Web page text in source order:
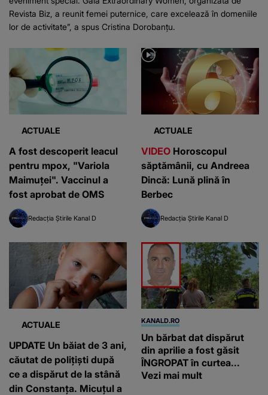
Revista Biz, a reunit femei puternice, care excelează în domeniile
lor de activitate”, a spus Cristina Dorobanțu.
ACTUALE
A fost descoperit leacul
pentru mpox, "Variola
Maimuței". Vaccinul a
fost aprobat de OMS
Redacția Știrile Kanal D
ACTUALE
VIDEO Horoscopul
săptămânii, cu Andreea
Dincă: Lună plină în
Berbec
Redacția Știrile Kanal D
ACTUALE
UPDATE Un băiat de 3 ani,
căutat de polițiști după
ce a dispărut de la stână
din Constanța. Micuțul a
KANALD.RO
Un bărbat dat dispărut
din aprilie a fost găsit
ÎNGROPAT în curtea...
Vezi mai mult